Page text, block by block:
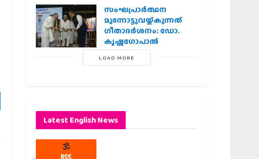
സംഘപ്രാര്‍ത്ഥന
മുന്നോട്ടുവയ്ക്കുന്നത്
ഗീതാദര്‍ശനം: ഡോ.
കൃഷ്ണഗോപാല്‍
LOAD MORE
Latest English News